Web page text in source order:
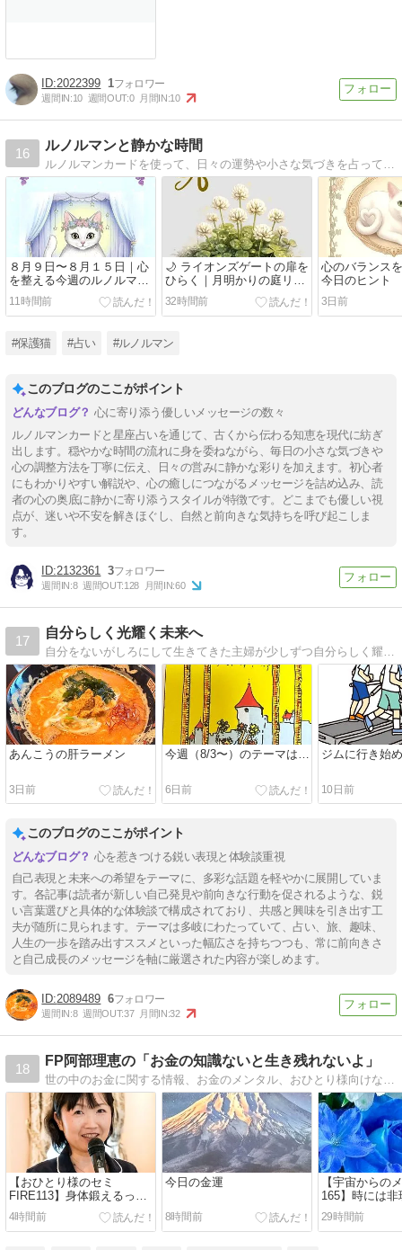
2022399 1
週間IN:10 週間OUT:0 月間IN:10
16
ルノルマンと静かな時間
ルノルマンカードを使って、日々の運勢や小さな気づきを占っています。 占いの結果を通じて、少しだけ気持ちが軽くなる。 そんなブログを目指しています。
８月９日〜８月１５日｜心
を整える今週のルノルマン
占い
11時間前
🌙 ライオンズゲートの扉を
ひらく｜月明かりの庭リー
ディング
32時間前
心のバランス
今日のヒント
3日前
#保護猫 #占い #ルノルマン
このブログのここがポイント
心に寄り添う優しいメッセージの数々
ルノルマンカードと星座占いを通じて、古くから伝わる知恵を現代に紡ぎ
出します。穏やかな時間の流れに身を委ねながら、毎日の小さな気づきや
心の調整方法を丁寧に伝え、日々の営みに静かな彩りを加えます。初心者
にもわかりやすい解説や、心の癒しにつながるメッセージを詰め込み、読
者の心の奥底に静かに寄り添うスタイルが特徴です。どこまでも優しい視
点が、迷いや不安を解きほぐし、自然と前向きな気持ちを呼び起こしま
す。
2132361 3
週間IN:8 週間OUT:128 月間IN:60
17
自分らしく光耀く未来へ
自分をないがしろにして生きてきた主婦が少しずつ自分らしく耀けるように進化中
あんこうの肝ラーメン
3日前
今週（8/3〜）のテーマは…
6日前
ジムに行き始
10日前
このブログのここがポイント
心を惹きつける鋭い表現と体験談重視
自己表現と未来への希望をテーマに、多彩な話題を軽やかに展開していま
す。各記事は読者が新しい自己発見や前向きな行動を促されるような、鋭
い言葉選びと具体的な体験談で構成されており、共感と興味を引き出す工
夫が随所に見られます。テーマは多岐にわたっていて、占い、旅、趣味、
人生の一歩を踏み出すススメといった幅広さを持ちつつも、常に前向きさ
と自己成長のメッセージを軸に厳選された内容が楽しめます。
2089489 6
週間IN:8 週間OUT:37 月間IN:32
18
FP阿部理恵の「お金の知識ないと生き残れないよ」
世の中のお金に関する情報、お金のメンタル、おひとり様向けなど、お金に関する様々なこと発信しています。
【おひとり様のセミ
FIRE113】身体鍛えるって
大事なんだ！
4時間前
今日の金運
8時間前
【宇宙からの
165】時には
界へ
29時間前